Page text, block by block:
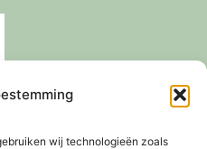
wij technologieën zoals